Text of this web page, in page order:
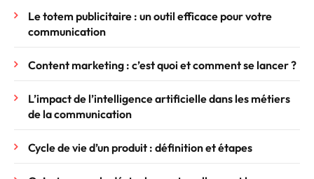
Le totem publicitaire : un outil efficace pour votre
communication
Content marketing : c’est quoi et comment se lancer ?
L’impact de l’intelligence artificielle dans les métiers
de la communication
Cycle de vie d’un produit : définition et étapes